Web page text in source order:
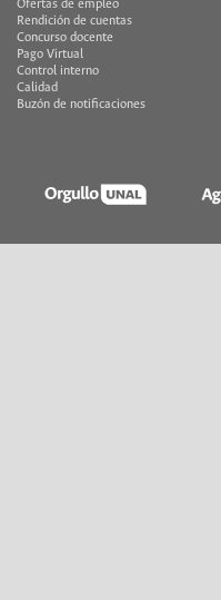
Ofertas de empleo
Rendición de cuentas
Concurso docente
Pago Virtual
Control interno
Calidad
Buzón de notificaciones